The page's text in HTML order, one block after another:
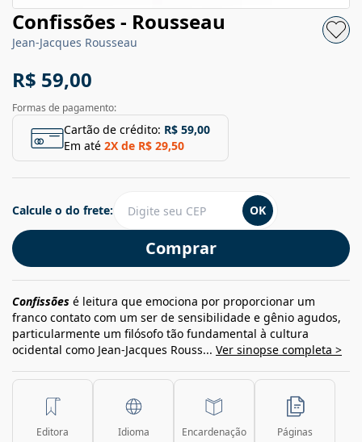
Confissões - Rousseau
Jean-Jacques Rousseau
R$ 59,00
Formas de pagamento:
Cartão de crédito: R$ 59,00
Em até 2X de R$ 29,50
Comprar
Calcule o do frete: OK
Confissões é leitura que emociona por proporcionar um
franco contato com um ser de sensibilidade e gênio agudos,
particularmente um filósofo tão fundamental à cultura
ocidental como Jean-Jacques Rouss... Ver sinopse completa >
Editora Idioma Encardenação Páginas